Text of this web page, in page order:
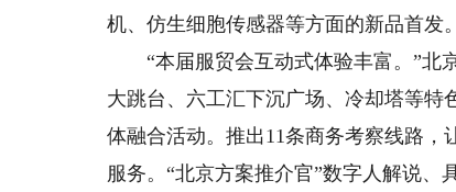
机、仿生细胞传感器等方面的新品首发。
“本届服贸会互动式体验丰富。”北
大跳台、六工汇下沉广场、冷却塔等特
体融合活动。推出11条商务考察线路
服务。“北京方案推介官”数字人解说